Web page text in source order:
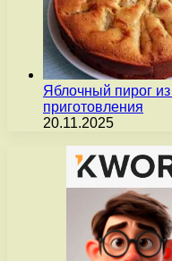
Яблочный пирог из
приготовления
20.11.2025